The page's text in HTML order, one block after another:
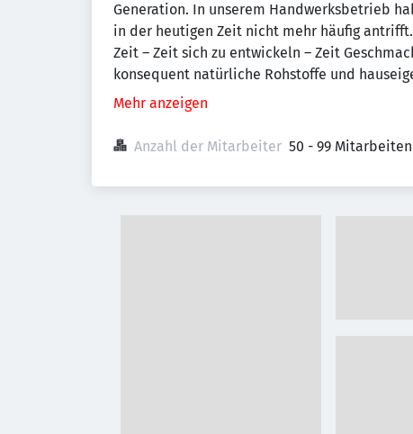
Generation. In unserem Handwerksbetrieb
in der heutigen Zeit nicht mehr häufig
Zeit – Zeit sich zu entwickeln – Zeit
konsequent natürliche Rohstoffe und
Mehr anzeigen
Anzahl der Mitarbeiter 50 - 99